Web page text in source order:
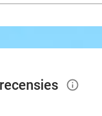
info_outlined